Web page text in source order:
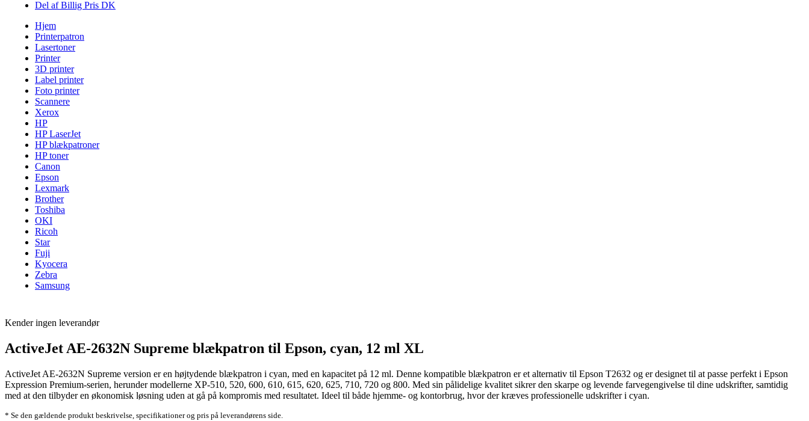
Del af Billig Pris DK
Hjem
Printerpatron
Lasertoner
Printer
3D printer
Label printer
Foto printer
Scannere
Xerox
HP
HP LaserJet
HP blækpatroner
HP toner
Canon
Epson
Lexmark
Brother
Toshiba
OKI
Ricoh
Star
Fuji
Kyocera
Zebra
Samsung
Kender ingen leverandør
ActiveJet AE-2632N Supreme blækpatron til Epson, cyan, 12 ml XL
ActiveJet AE-2632N Supreme version er en højtydende blækpatron i cyan, med en kapacitet på 12 ml. Denne kompatible blækpatron er et alternativ til Epson T2632 og er designet til at passe perfekt i Epson
Expression Premium-serien, herunder modellerne XP-510, 520, 600, 610, 615, 620, 625, 710, 720 og 800. Med sin pålidelige kvalitet sikrer den skarpe og levende farvegengivelse til dine udskrifter, samtidig
med at den tilbyder en økonomisk løsning uden at gå på kompromis med resultatet. Ideel til både hjemme- og kontorbrug, hvor der kræves professionelle udskrifter i cyan.
* Se den gældende produkt beskrivelse, specifikationer og pris på leverandørens side.